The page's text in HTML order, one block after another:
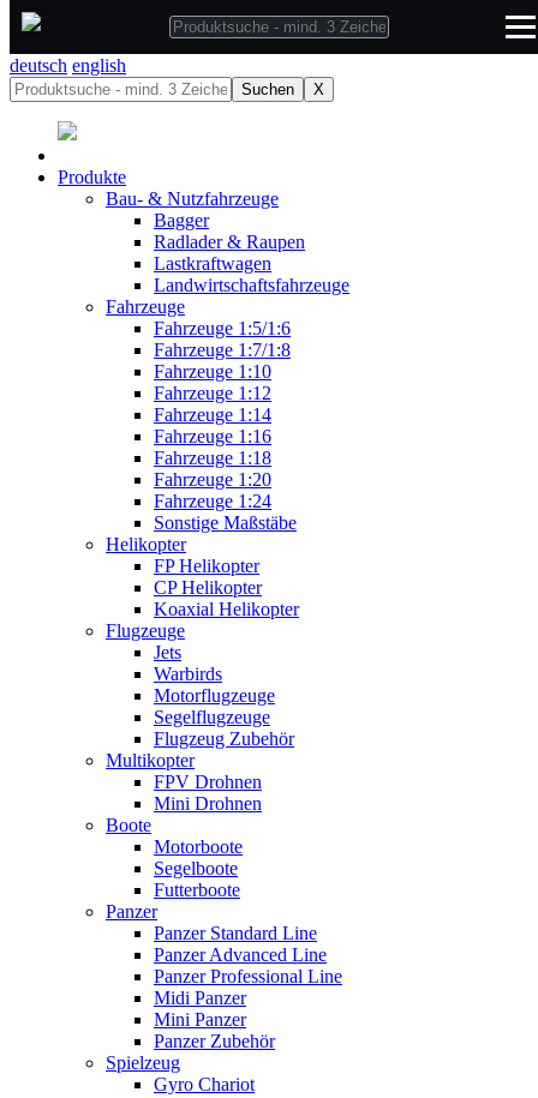
deutsch english
Suchen X
Produkte
Bau- & Nutzfahrzeuge
Bagger
Radlader & Raupen
Lastkraftwagen
Landwirtschaftsfahrzeuge
Fahrzeuge
Fahrzeuge 1:5/1:6
Fahrzeuge 1:7/1:8
Fahrzeuge 1:10
Fahrzeuge 1:12
Fahrzeuge 1:14
Fahrzeuge 1:16
Fahrzeuge 1:18
Fahrzeuge 1:20
Fahrzeuge 1:24
Sonstige Maßstäbe
Helikopter
FP Helikopter
CP Helikopter
Koaxial Helikopter
Flugzeuge
Jets
Warbirds
Motorflugzeuge
Segelflugzeuge
Flugzeug Zubehör
Multikopter
FPV Drohnen
Mini Drohnen
Boote
Motorboote
Segelboote
Futterboote
Panzer
Panzer Standard Line
Panzer Advanced Line
Panzer Professional Line
Midi Panzer
Mini Panzer
Panzer Zubehör
Spielzeug
Gyro Chariot